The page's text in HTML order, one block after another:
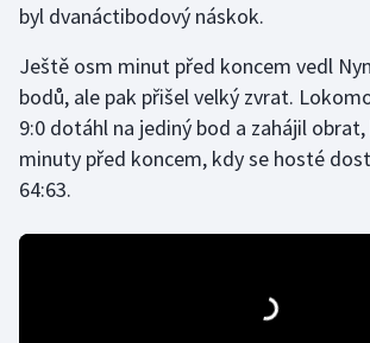
Házená
Jezdectví
Judo
Krasobruslení
byl dvanáctibodový náskok.
Ještě osm minut před koncem vedl
bodů, ale pak přišel velký zvrat.
9:0 dotáhl na jediný bod a zahájil
minuty před koncem, kdy se hosté
64:63.